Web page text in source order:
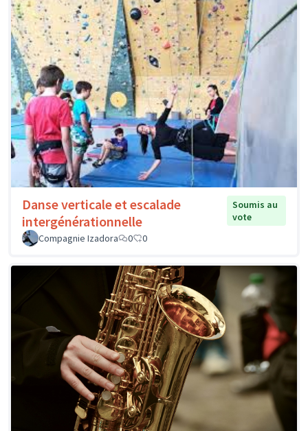
Danse verticale et escalade
intergénérationnelle
Soumis au
vote
Compagnie Izadora
0 0